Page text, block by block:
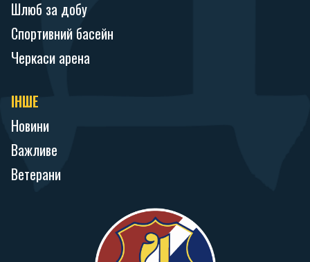
Шлюб за добу
Спортивний басейн
Черкаси арена
ІНШЕ
Новини
Важливе
Ветерани